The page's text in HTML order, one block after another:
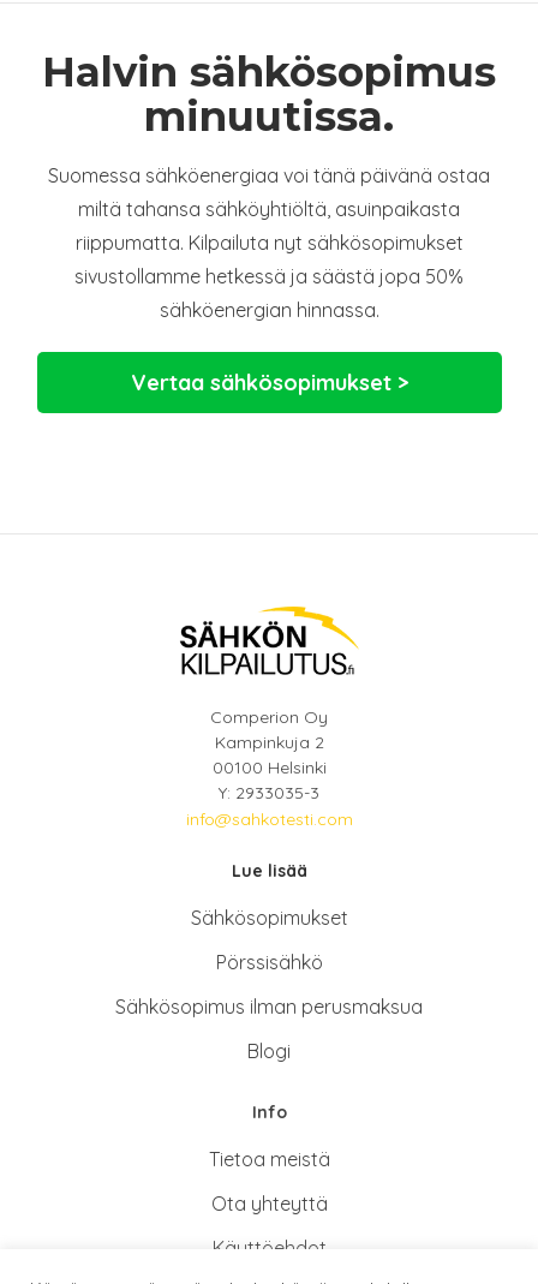
Halvin sähkösopimus
minuutissa.
Suomessa sähköenergiaa voi tänä päivänä ostaa
miltä tahansa sähköyhtiöltä, asuinpaikasta
riippumatta. Kilpailuta nyt sähkösopimukset
sivustollamme hetkessä ja säästä jopa 50%
sähköenergian hinnassa.
Vertaa sähkösopimukset >
Comperion Oy
Kampinkuja 2
00100 Helsinki
Y: 2933035-3
info@sahkotesti.com
Lue lisää
Sähkösopimukset
Pörssisähkö
Sähkösopimus ilman perusmaksua
Blogi
Info
Tietoa meistä
Ota yhteyttä
Käyttöehdot